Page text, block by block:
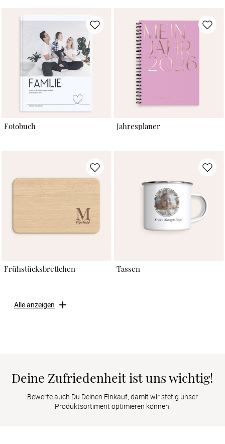
Fotobuch Jahresplaner
Frühstücksbrettchen Tassen
Alle anzeigen
Deine Zufriedenheit ist uns wichtig!
Bewerte auch Du Deinen Einkauf, damit wir stetig unser
Produktsortiment optimieren können.